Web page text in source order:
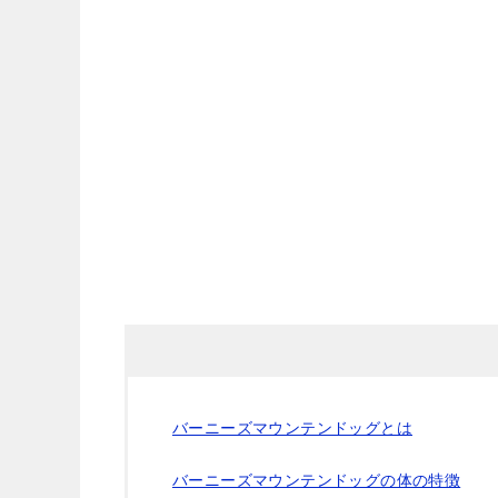
バーニーズマウンテンドッグとは
バーニーズマウンテンドッグの体の特徴